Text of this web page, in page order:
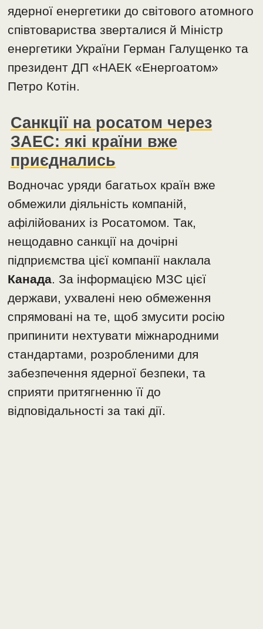
ядерної енергетики до світового атомного
співтовариства зверталися й Міністр
енергетики України Герман Галущенко та
президент ДП «НАЕК «Енергоатом»
Петро Котін.
Санкції на росатом через
ЗАЕС: які країни вже
приєднались
Водночас уряди багатьох країн вже
обмежили діяльність компаній,
афілійованих із Росатомом. Так,
нещодавно санкції на дочірні
підприємства цієї компанії наклала
Канада. За інформацією МЗС цієї
держави, ухвалені нею обмеження
спрямовані на те, щоб змусити росію
припинити нехтувати міжнародними
стандартами, розробленими для
забезпечення ядерної безпеки, та
сприяти притягненню її до
відповідальності за такі дії.